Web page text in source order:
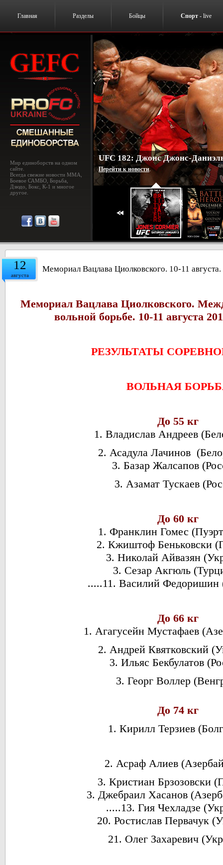
Главная Разделы Бойцы Спорт - live
Мир единоборств на одном
сайте.
Всегда свежие новости MMA,
Боевое САМБО, Борьба,
Дзюдо, Бокс, К-1 и многое
другое.
UFC 182: Джонс Джонс-
Перейти к новости.
12
августа
Мемориал Вацлава Циолковского. 10-11
Мемориал Вацлава Циолковского.
вольной борьбе. 10-11 августа
РЕЗУЛЬТАТЫ
ВОЛЬНАЯ
До 55 кг
1. Владислав Андреев
2. Асадула Лачинов
3. Базар Жалсапов
3. Азамат Тускаев
До 60 кг
1. Франклин Гомес
2. Кжиштоф Беньковски
3. Николай Айвазян
3. Сезар Акгюль
.....11. Василий Федоришин
До 66 кг
1. Агагусейн Мустафаев
2. Андрей Квятковский
3. Ильяс Бекбулатов
3. Георг Воллер
До 74 кг
1. Кирилл Терзиев
2. Асраф Алиев
3. Кристиан Брзозовски
3. Джебраил Хасанов
.....13. Гия Чехладзе
20. Ростислав Первачук
21. Олег Захаревич